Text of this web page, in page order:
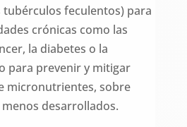
tubérculos feculentos) para
crónicas como las
la diabetes o la
para prevenir y mitigar
micronutrientes, sobre
desarrollados.